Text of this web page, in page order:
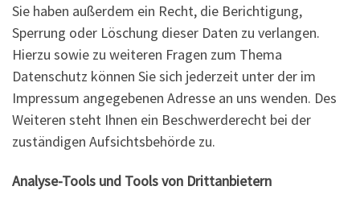
Sie haben außerdem ein Recht, die Berichtigung,
Sperrung oder Löschung dieser Daten zu verlangen.
Hierzu sowie zu weiteren Fragen zum Thema
Datenschutz können Sie sich jederzeit unter der im
Impressum angegebenen Adresse an uns wenden. Des
Weiteren steht Ihnen ein Beschwerderecht bei der
zuständigen Aufsichtsbehörde zu.
Analyse-Tools und Tools von Drittanbietern